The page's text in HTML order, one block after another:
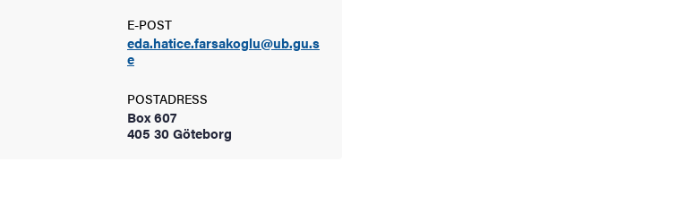
E-POST
eda.hatice.farsakoglu@ub.gu.s
e
POSTADRESS
Box 607
405 30 Göteborg